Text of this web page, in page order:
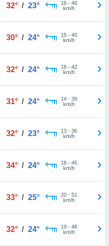
32° / 23° 16- 40
km/h
30° / 24° 15- 40
km/h
32° / 24° 18- 42
km/h
31° / 24° 14- 39
km/h
32° / 23° 13- 36
km/h
34° / 24° 18- 45
km/h
33° / 25° 20- 51
km/h
32° / 24° 19- 48
km/h